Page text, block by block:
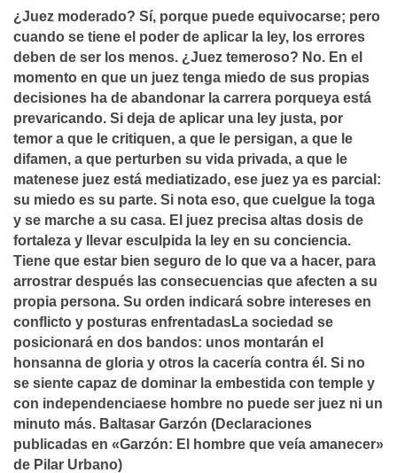
¿Juez moderado? Sí­, porque puede equivocarse; pero
cuando se tiene el poder de aplicar la ley, los errores
deben de ser los menos. ¿Juez temeroso? No. En el
momento en que un juez tenga miedo de sus propias
decisiones ha de abandonar la carrera porqueya está
prevaricando. Si deja de aplicar una ley justa, por
temor a que le critiquen, a que le persigan, a que le
difamen, a que perturben su vida privada, a que le
matenese juez está mediatizado, ese juez ya es parcial:
su miedo es su parte. Si nota eso, que cuelgue la toga
y se marche a su casa. El juez precisa altas dosis de
fortaleza y llevar esculpida la ley en su conciencia.
Tiene que estar bien seguro de lo que va a hacer, para
arrostrar después las consecuencias que afecten a su
propia persona. Su orden indicará sobre intereses en
conflicto y posturas enfrentadasLa sociedad se
posicionará en dos bandos: unos montarán el
honsanna de gloria y otros la cacerí­a contra él. Si no
se siente capaz de dominar la embestida con temple y
con independenciaese hombre no puede ser juez ni un
minuto más. Baltasar Garzón (Declaraciones
publicadas en «Garzón: El hombre que veí­a amanecer»
de Pilar Urbano)